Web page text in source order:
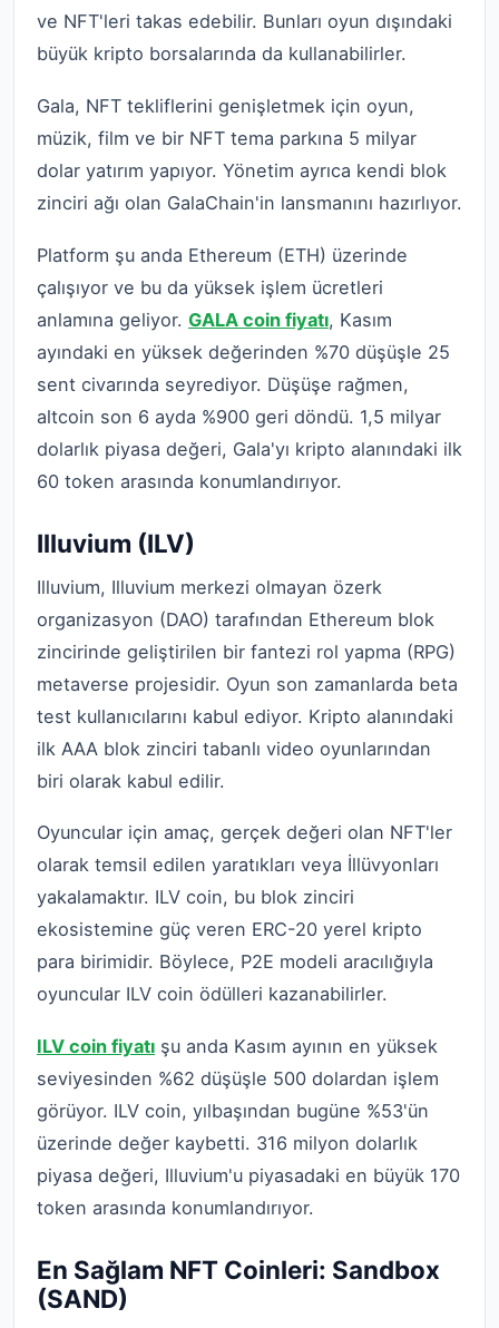
ve NFT'leri takas edebilir. Bunları oyun dışındaki
büyük kripto borsalarında da kullanabilirler.
Gala, NFT tekliflerini genişletmek için oyun,
müzik, film ve bir NFT tema parkına 5 milyar
dolar yatırım yapıyor. Yönetim ayrıca kendi blok
zinciri ağı olan GalaChain'in lansmanını hazırlıyor.
Platform şu anda Ethereum (ETH) üzerinde
çalışıyor ve bu da yüksek işlem ücretleri
anlamına geliyor. GALA coin fiyatı, Kasım
ayındaki en yüksek değerinden %70 düşüşle 25
sent civarında seyrediyor. Düşüşe rağmen,
altcoin son 6 ayda %900 geri döndü. 1,5 milyar
dolarlık piyasa değeri, Gala'yı kripto alanındaki ilk
60 token arasında konumlandırıyor.
Illuvium (ILV)
Illuvium, Illuvium merkezi olmayan özerk
organizasyon (DAO) tarafından Ethereum blok
zincirinde geliştirilen bir fantezi rol yapma (RPG)
metaverse projesidir. Oyun son zamanlarda beta
test kullanıcılarını kabul ediyor. Kripto alanındaki
ilk AAA blok zinciri tabanlı video oyunlarından
biri olarak kabul edilir.
Oyuncular için amaç, gerçek değeri olan NFT'ler
olarak temsil edilen yaratıkları veya İllüvyonları
yakalamaktır. ILV coin, bu blok zinciri
ekosistemine güç veren ERC-20 yerel kripto
para birimidir. Böylece, P2E modeli aracılığıyla
oyuncular ILV coin ödülleri kazanabilirler.
ILV coin fiyatı şu anda Kasım ayının en yüksek
seviyesinden %62 düşüşle 500 dolardan işlem
görüyor. ILV coin, yılbaşından bugüne %53'ün
üzerinde değer kaybetti. 316 milyon dolarlık
piyasa değeri, Illuvium'u piyasadaki en büyük 170
token arasında konumlandırıyor.
En Sağlam NFT Coinleri: Sandbox
(SAND)